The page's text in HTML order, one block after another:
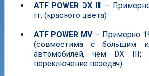
ATF POWER DX III –
гг. (красного цвета)
ATF POWER MV– Примерно
(совместима с большим
автомобилей, чем DX III;
переключение передач)